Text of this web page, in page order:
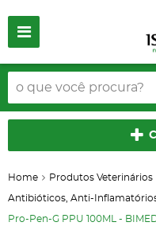
Home Produtos Veterinários
Antibióticos, Anti-
Pro-Pen-G PPU 100ML -